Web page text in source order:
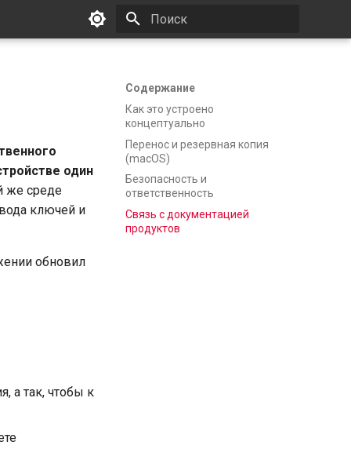
Содержание
Как это устроено
концептуально
Перенос и резервная копия
(macOS)
Безопасность и
ответственность
Связь с документацией
продуктов
один
же среде
ключей и
обновил
а так, чтобы к